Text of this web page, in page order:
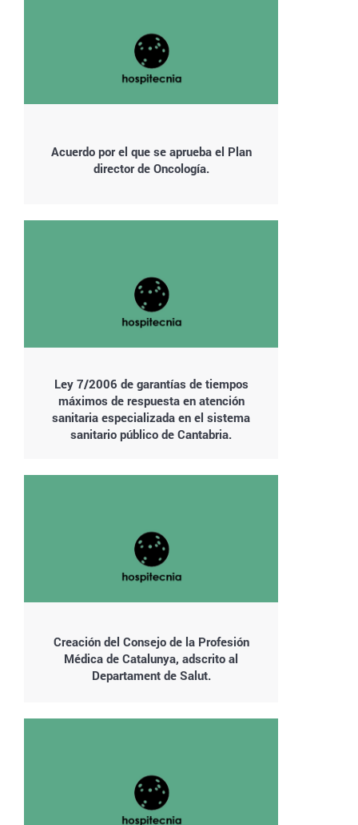
Acuerdo por el que se aprueba el Plan
director de Oncología.
Ley 7/2006 de garantías de tiempos
máximos de respuesta en atención
sanitaria especializada en el sistema
sanitario público de Cantabria.
Creación del Consejo de la Profesión
Médica de Catalunya, adscrito al
Departament de Salut.